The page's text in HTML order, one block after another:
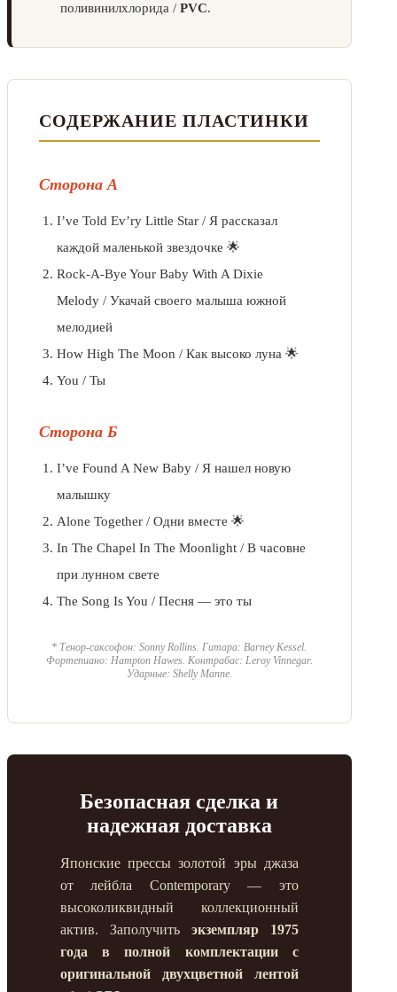
поливинилхлорида / PVC.
СОДЕРЖАНИЕ ПЛАСТИНКИ
Сторона А
I’ve Told Ev’ry Little Star / Я рассказал
каждой маленькой звездочке 🌟
Rock-A-Bye Your Baby With A Dixie
Melody / Укачай своего малыша южной
мелодией
How High The Moon / Как высоко луна 🌟
You / Ты
Сторона Б
I’ve Found A New Baby / Я нашел новую
малышку
Alone Together / Одни вместе 🌟
In The Chapel In The Moonlight / В часовне
при лунном свете
The Song Is You / Песня — это ты
* Тенор-саксофон: Sonny Rollins. Гитара: Barney Kessel.
Фортепиано: Hampton Hawes. Контрабас: Leroy Vinnegar.
Ударные: Shelly Manne.
Безопасная сделка и
надежная доставка
Японские прессы золотой эры джаза
от лейбла Contemporary — это
высоколиквидный коллекционный
актив. Заполучить экземпляр 1975
года в полной комплектации с
оригинальной двухцветной лентой